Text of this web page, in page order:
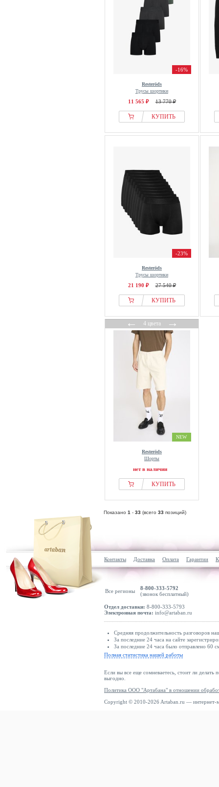
-16%
Resteröds
Трусы шортики
11 565 ₽ 13 770 ₽
КУПИТЬ
-23%
Resteröds
Трусы шортики
21 190 ₽ 27 540 ₽
КУПИТЬ
←4 цвета→
NEW
Resteröds
Шорты
нет в наличии
КУПИТЬ
Показано 1 - 33 (всего 33 позиций)
Контакты Доставка Оплата Гарантии
Все регионы
8-800-333-5792
(звонок бесплатный)
Отдел доставки: 8-800-333-5793
Электронная почта: info@artaban.ru
Средняя продолжительность разговоров
За последние 24 часа на сайте
За последние 24 часа было отправлено 60
Полная статистика нашей работы
Если вы все еще сомневаетесь, стоит ли делать
выгодно.
Политика ООО "Артабана" в отношении
Copyright © 2010-2026 Artaban.ru — интернет-